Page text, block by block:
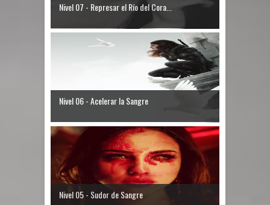
Nivel 07 - Represar el Río del Cora...
Nivel 06 - Acelerar la Sangre
Nivel 05 - Sudor de Sangre